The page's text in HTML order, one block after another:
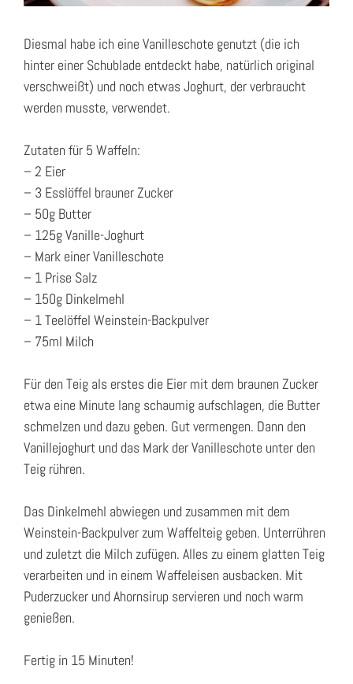
Diesmal habe ich eine Vanilleschote genutzt (die ich
hinter einer Schublade entdeckt habe, natürlich original
verschweißt) und noch etwas Joghurt, der verbraucht
werden musste, verwendet.
Zutaten für 5 Waffeln:
– 2 Eier
– 3 Esslöffel brauner Zucker
– 50g Butter
– 125g Vanille-Joghurt
– Mark einer Vanilleschote
– 1 Prise Salz
– 150g Dinkelmehl
– 1 Teelöffel Weinstein-Backpulver
– 75ml Milch
Für den Teig als erstes die Eier mit dem braunen Zucker
etwa eine Minute lang schaumig aufschlagen, die Butter
schmelzen und dazu geben. Gut vermengen. Dann den
Vanillejoghurt und das Mark der Vanilleschote unter den
Teig rühren.
Das Dinkelmehl abwiegen und zusammen mit dem
Weinstein-Backpulver zum Waffelteig geben. Unterrühren
und zuletzt die Milch zufügen. Alles zu einem glatten Teig
verarbeiten und in einem Waffeleisen ausbacken. Mit
Puderzucker und Ahornsirup servieren und noch warm
genießen.
Fertig in 15 Minuten!